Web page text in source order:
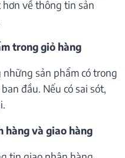
hơn về thông tin sản
trong giỏ hàng
sản phẩm có trong
đầu. Nếu có sai sót,
hàng và giao hàng